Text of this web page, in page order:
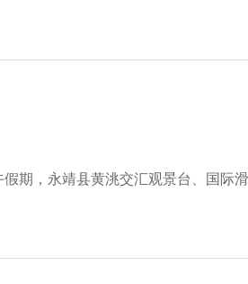
期，永靖县黄洮交汇观景台、国